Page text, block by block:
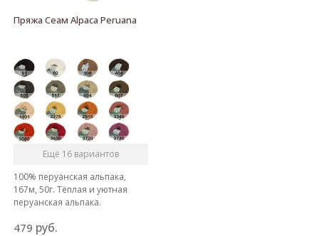
Пряжа Сеам Alpaca Peruana
Ещё 16 вариантов
100% перуанская альпака,
167м, 50г. Тёплая и уютная
перуанская альпака.
479 руб.